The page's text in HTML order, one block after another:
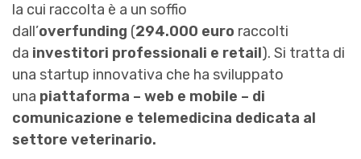
la cui raccolta è a un soffio
dall’overfunding (294.000 euro raccolti
da investitori professionali e retail). Si tratta di
una startup innovativa che ha sviluppato
una piattaforma – web e mobile – di
comunicazione e telemedicina dedicata al
settore veterinario.